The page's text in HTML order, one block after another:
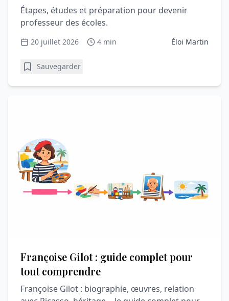
Étapes, études et préparation pour devenir
professeur des écoles.
20 juillet 2026 4 min Éloi Martin
Sauvegarder
Françoise Gilot : guide complet pour
tout comprendre
Françoise Gilot : biographie, œuvres, relation